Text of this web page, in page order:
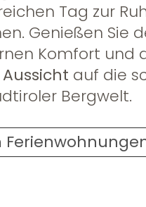
Tag zur
Genießen Sie
Komfort und
auf die
Bergwelt.